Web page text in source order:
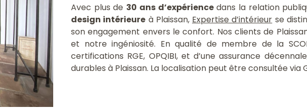
Avec plus de 30 ans d’expériencedans la relation
design intérieure à Plaissan, Expertise d’intérieur se
son engagement envers le confort. Nos clients de
et notre ingéniosité. En qualité de membre de la
certifications RGE, OPQIBI, et d’une assurance
durables à Plaissan. La localisation peut être consultée via